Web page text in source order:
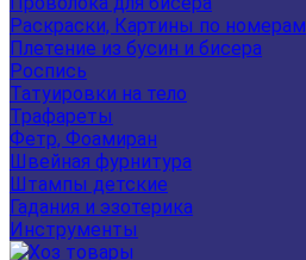
Раскраски, Картины по номерам
Плетение из бусин и бисера
Роспись
Татуировки на тело
Трафареты
Фетр, Фоамиран
Швейная фурнитура
Штампы детские
Гадания и эзотерика
Инструменты